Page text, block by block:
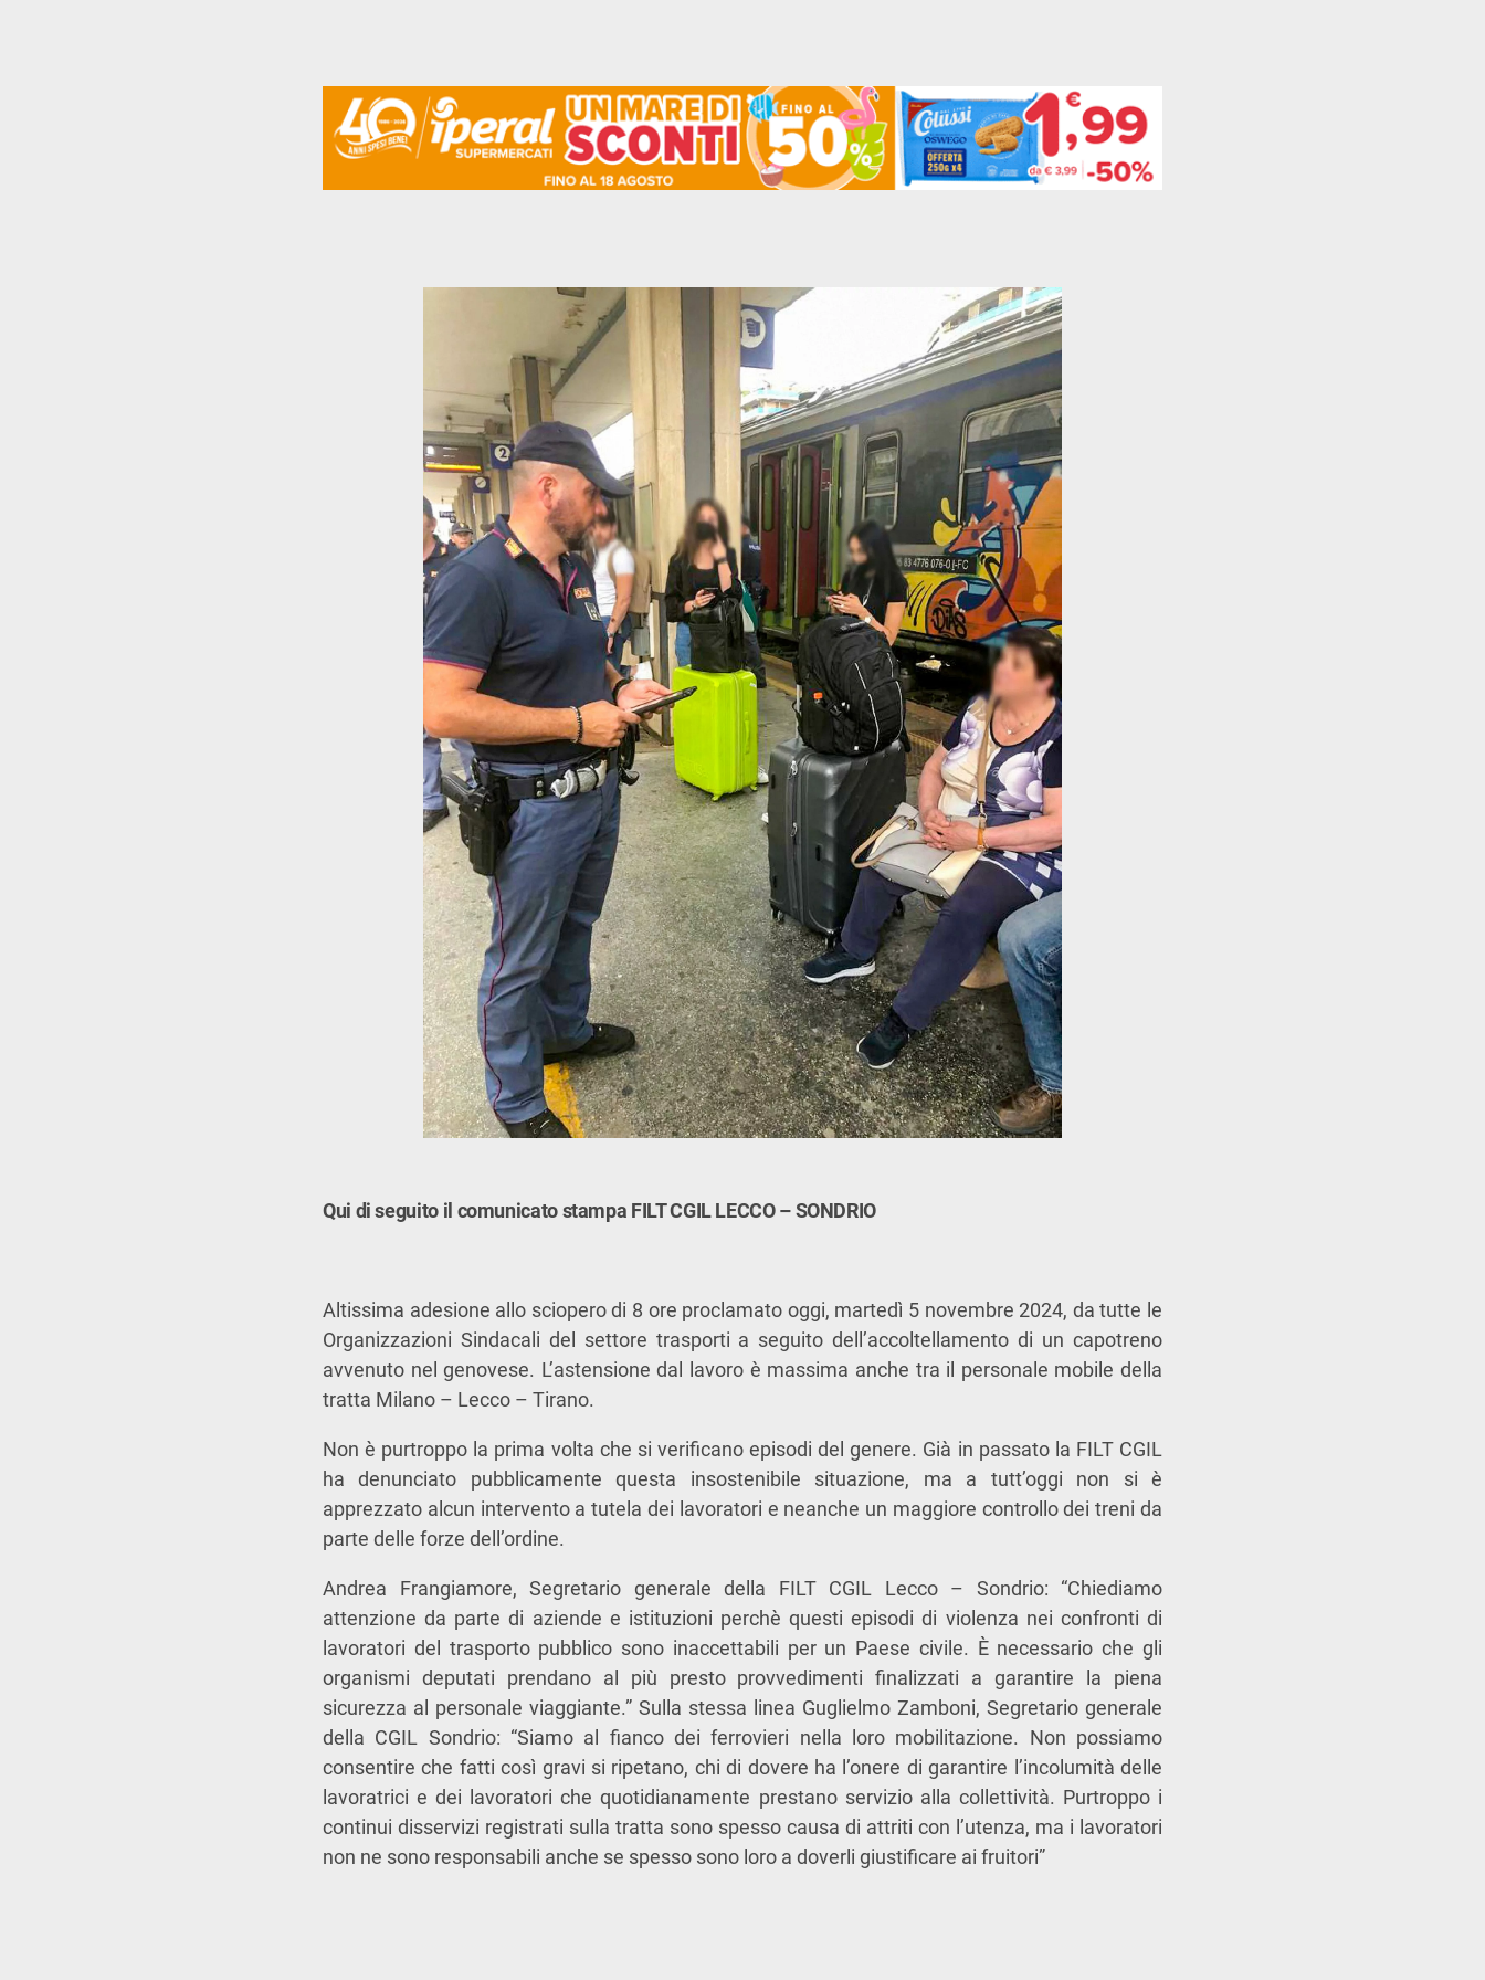
Qui di seguito il comunicato stampa FILT CGIL LECCO – SONDRIO
Altissima adesione allo sciopero di 8 ore proclamato oggi, martedì 5 novembre 2024, da tutte le
Organizzazioni Sindacali del settore trasporti a seguito dell’accoltellamento di un capotreno
avvenuto nel genovese. L’astensione dal lavoro è massima anche tra il personale mobile della
tratta Milano – Lecco – Tirano.
Non è purtroppo la prima volta che si verificano episodi del genere. Già in passato la FILT CGIL
ha denunciato pubblicamente questa insostenibile situazione, ma a tutt’oggi non si è
apprezzato alcun intervento a tutela dei lavoratori e neanche un maggiore controllo dei treni da
parte delle forze dell’ordine.
Andrea Frangiamore, Segretario generale della FILT CGIL Lecco – Sondrio: “Chiediamo
attenzione da parte di aziende e istituzioni perchè questi episodi di violenza nei confronti di
lavoratori del trasporto pubblico sono inaccettabili per un Paese civile. È necessario che gli
organismi deputati prendano al più presto provvedimenti finalizzati a garantire la piena
sicurezza al personale viaggiante.” Sulla stessa linea Guglielmo Zamboni, Segretario generale
della CGIL Sondrio: “Siamo al fianco dei ferrovieri nella loro mobilitazione. Non possiamo
consentire che fatti così gravi si ripetano, chi di dovere ha l’onere di garantire l’incolumità delle
lavoratrici e dei lavoratori che quotidianamente prestano servizio alla collettività. Purtroppo i
continui disservizi registrati sulla tratta sono spesso causa di attriti con l’utenza, ma i lavoratori
non ne sono responsabili anche se spesso sono loro a doverli giustificare ai fruitori”